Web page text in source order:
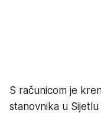
S računicom je
stanovnika u